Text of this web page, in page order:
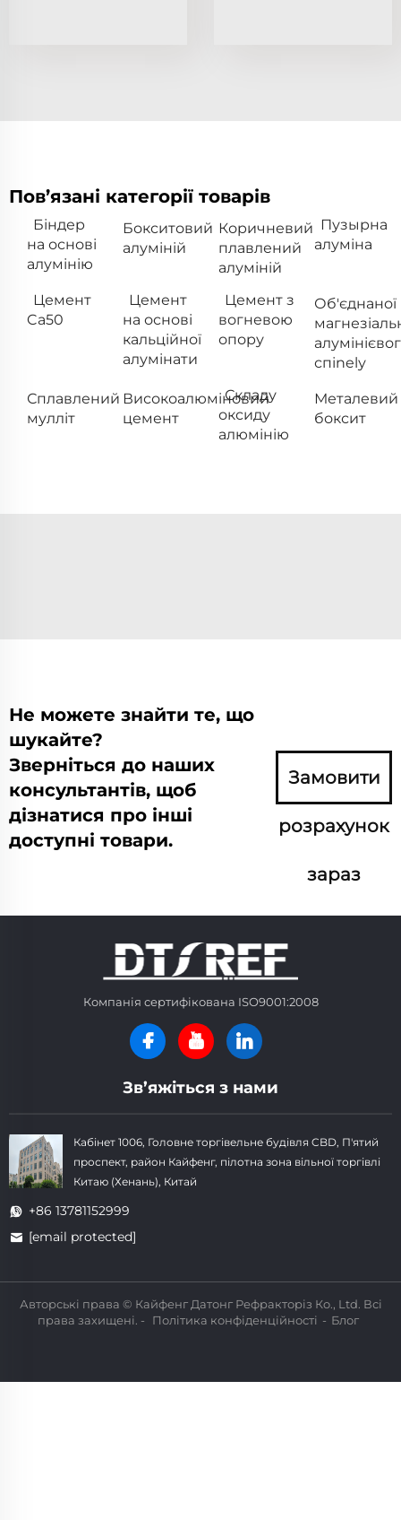
Пов’язані категорії товарів
Біндер
на основі
алумінію
Бокситовий
алуміній
Коричневий
плавлений
алуміній
Пузырна
алуміна
Цемент
Ca50
Цемент
на основі
кальційної
алумінати
Цемент з
вогневою
опору
Об'єднаної
спіnelу
Сплавлений
мулліт
Високоалюміновий
цемент
Складу
оксиду
алюмінію
Металевий
боксит
Не можете знайти те, що
шукайте?
Зверніться до наших
консультантів, щоб
дізнатися про інші
доступні товари.
Замовити
розрахунок
зараз
Компанія сертифікована ISO9001:2008
Зв’яжіться з нами
Кабінет 1006, Головне торгівельне будівля CBD, П'ятий
проспект, район Кайфенг, пілотна зона вільної торгівлі
Китаю (Хенань), Китай
+86 13781152999
[email protected]
Авторські права © Кайфенг Датонг Рефракторіз Кo., Ltd. Всі
права захищені. -
Політика конфіденційності - Блог